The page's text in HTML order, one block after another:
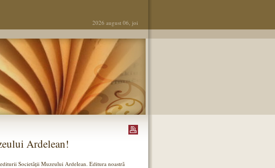
2026 august 06, joi
Ardelean!
Societății Muzeului Ardelean. Editura noastră